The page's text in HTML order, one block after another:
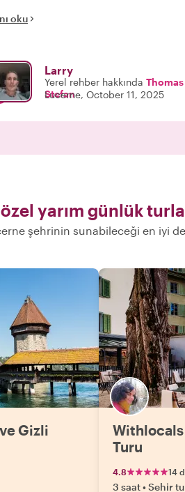
oku
Larry
Yerel rehber hakkında Thomas
Stefan
Lucerne, October 11, 2025
yarım günlük
şehrinin sunabileceği en iyi
Gizli
Withlocals
Turu
4.8 14
3 saat•Sehir